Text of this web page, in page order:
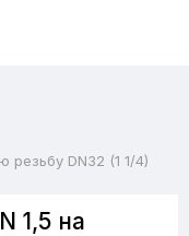
резьбу DN32 (1 1/4)
1,5 на